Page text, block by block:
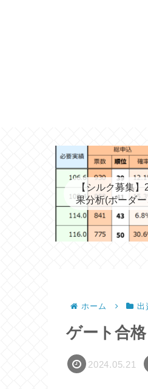
【シルク募集
果分析(ボーダ
度との比
ホーム 出
ゲート合
2024.05.21